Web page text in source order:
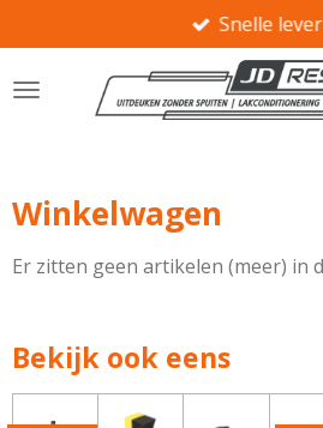
direct
naar
Snelle
Winkelwagen
Er zitten geen artikelen (meer) in
Bekijk ook eens